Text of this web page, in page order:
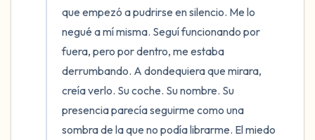
que empezó a pudrirse en silencio. Me lo
negué a mí misma. Seguí funcionando por
fuera, pero por dentro, me estaba
derrumbando. A dondequiera que mirara,
creía verlo. Su coche. Su nombre. Su
presencia parecía seguirme como una
sombra de la que no podía librarme. El miedo